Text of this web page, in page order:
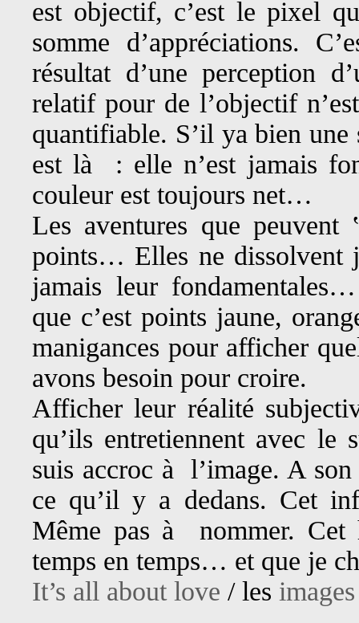
est objectif, c’est le pixel
somme d’appréciations.
résultat d’une perception
relatif pour de l’objectif
quantifiable. S’il ya bien
est là : elle n’est jamais
couleur est toujours net…
Les aventures que
points… Elles ne dissolvent
jamais leur
que c’est points jaune,
manigances pour afficher
avons besoin pour croire.
Afficher leur réalité
qu’ils entretiennent avec le
suis accroc à l’image. A
ce qu’il y a dedans. Cet
Même pas à nommer. Cet
temps en temps… et que je
It’s all about love / les